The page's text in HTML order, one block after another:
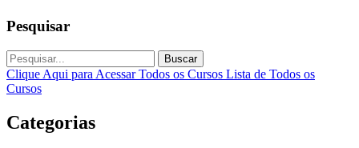
Pesquisar
Buscar
Clique Aqui para Acessar Todos os Cursos Lista de Todos os
Cursos
Categorias